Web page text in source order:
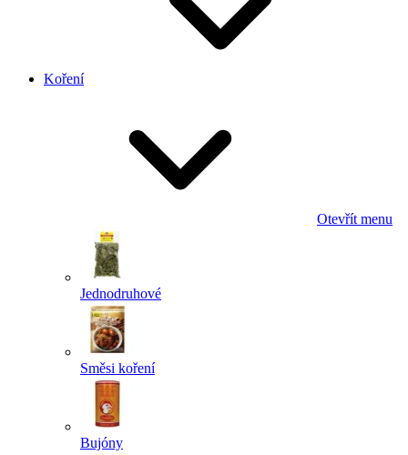
Koření
Otevřít menu
Jednodruhové
Směsi koření
Bujóny